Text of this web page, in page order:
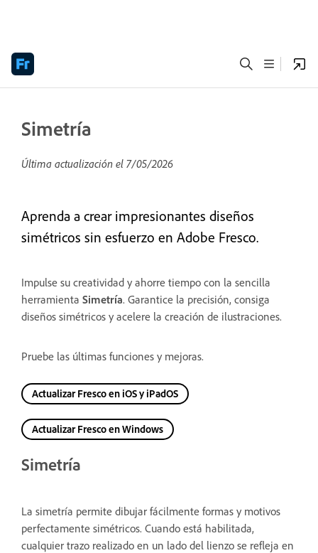
Simetría
Última actualización el 7/05/2026
Aprenda a crear impresionantes diseños
simétricos sin esfuerzo en Adobe Fresco.
Impulse su creatividad y ahorre tiempo con la sencilla
herramienta Simetría. Garantice la precisión, consiga
diseños simétricos y acelere la creación de ilustraciones.
Pruebe las últimas funciones y mejoras.
Actualizar Fresco en iOS y iPadOS
Actualizar Fresco en Windows
Simetría
La simetría permite dibujar fácilmente formas y motivos
perfectamente simétricos. Cuando está habilitada,
cualquier trazo realizado en un lado del lienzo se refleja en